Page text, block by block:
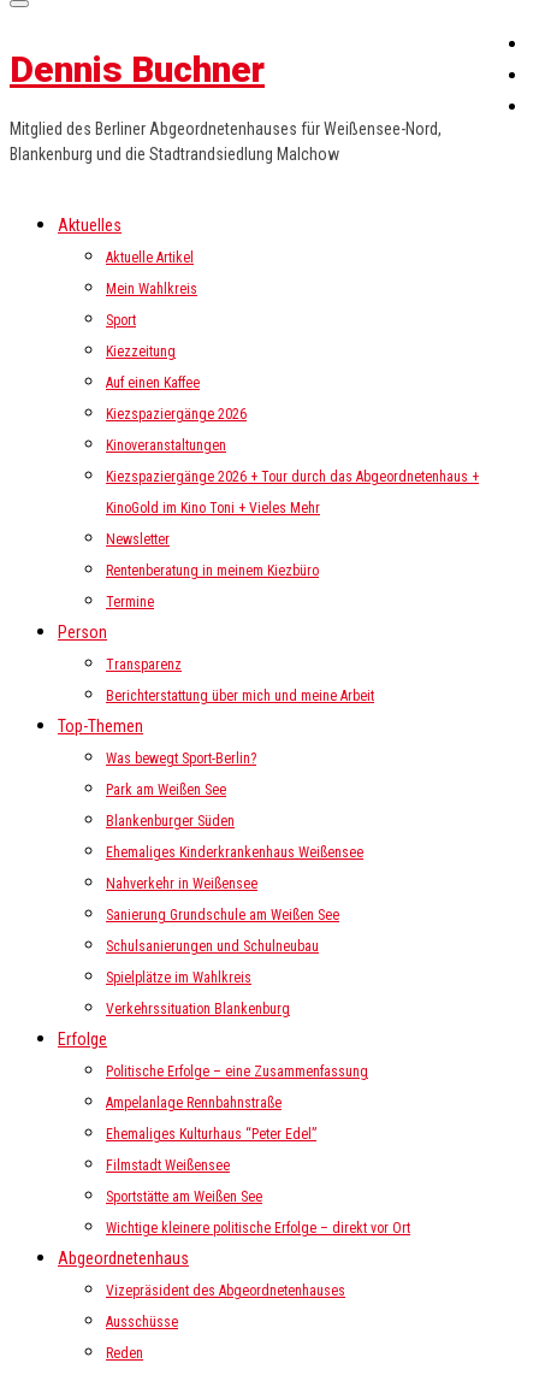
Dennis Buchner
Mitglied des Berliner Abgeordnetenhauses für Weißensee-Nord,
Blankenburg und die Stadtrandsiedlung Malchow
Aktuelles
Aktuelle Artikel
Mein Wahlkreis
Sport
Kiezzeitung
Auf einen Kaffee
Kiezspaziergänge 2026
Kinoveranstaltungen
Kiezspaziergänge 2026 + Tour durch das Abgeordnetenhaus +
KinoGold im Kino Toni + Vieles Mehr
Newsletter
Rentenberatung in meinem Kiezbüro
Termine
Person
Transparenz
Berichterstattung über mich und meine Arbeit
Top-Themen
Was bewegt Sport-Berlin?
Park am Weißen See
Blankenburger Süden
Ehemaliges Kinderkrankenhaus Weißensee
Nahverkehr in Weißensee
Sanierung Grundschule am Weißen See
Schulsanierungen und Schulneubau
Spielplätze im Wahlkreis
Verkehrssituation Blankenburg
Erfolge
Politische Erfolge – eine Zusammenfassung
Ampelanlage Rennbahnstraße
Ehemaliges Kulturhaus “Peter Edel”
Filmstadt Weißensee
Sportstätte am Weißen See
Wichtige kleinere politische Erfolge – direkt vor Ort
Abgeordnetenhaus
Vizepräsident des Abgeordnetenhauses
Ausschüsse
Reden